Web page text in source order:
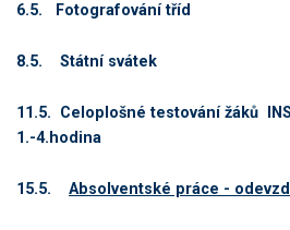
6.5. Fotografování tříd
8.5. Státní svátek
11.5. Celoplošné testování žáků
1.-4.hodina
15.5. Absolventské práce -